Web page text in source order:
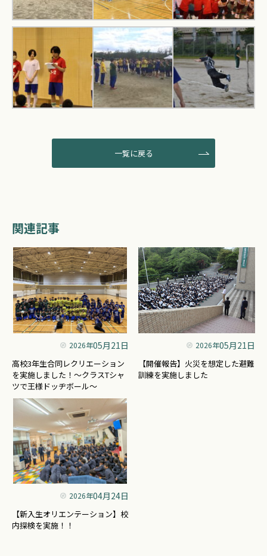
一覧に戻る
関連記事
2026年05月21日
高校3年生合同レクリエーション
を実施しました！～クラスTシャ
ツで王様ドッヂボール～
2026年05月21日
【開催報告】火災を想定した避難
訓練を実施しました
2026年04月24日
【新入生オリエンテーション】校
内探検を実施！！